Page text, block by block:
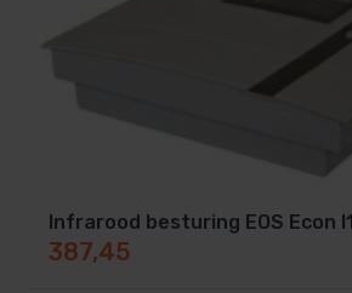
Infrarood besturing EOS Econ I1
387,45